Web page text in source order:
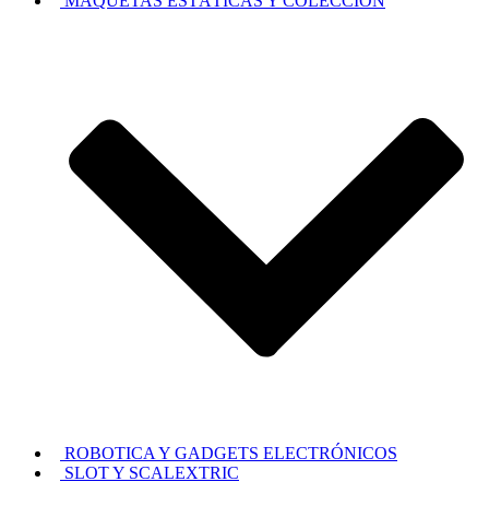
ROBOTICA Y GADGETS ELECTRÓNICOS
SLOT Y SCALEXTRIC